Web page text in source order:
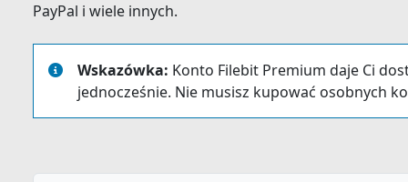
PayPal i wiele innych.
Wskazówka: Konto Filebit Premium daje Ci
jednocześnie. Nie musisz kupować osobnych